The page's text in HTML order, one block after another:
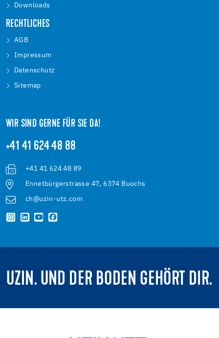
Downloads
RECHTLICHES
AGB
Impressum
Datenschutz
Sitemap
WIR SIND GERNE FÜR SIE DA!
+41 41 624 48 88
+41 41 624 48 89
Ennetbürgerstrasse 47, 6374 Buochs
ch@uzin-utz.com
UZIN. UND DER BODEN GEHÖRT DIR.